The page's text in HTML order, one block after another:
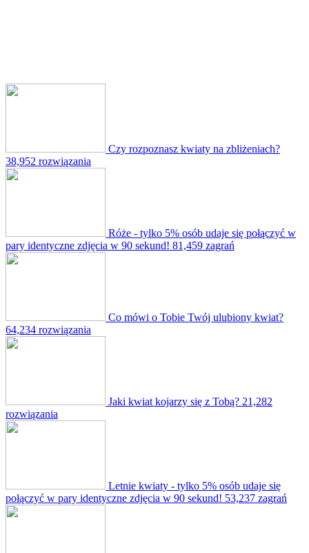
Czy rozpoznasz kwiaty na zbliżeniach?
38,952 rozwiązania
Róże - tylko 5% osób udaje się połączyć w
pary identyczne zdjęcia w 90 sekund! 81,459 zagrań
Co mówi o Tobie Twój ulubiony kwiat?
64,234 rozwiązania
Jaki kwiat kojarzy się z Tobą? 21,282
rozwiązania
Letnie kwiaty - tylko 5% osób udaje się
połączyć w pary identyczne zdjęcia w 90 sekund! 53,237 zagrań